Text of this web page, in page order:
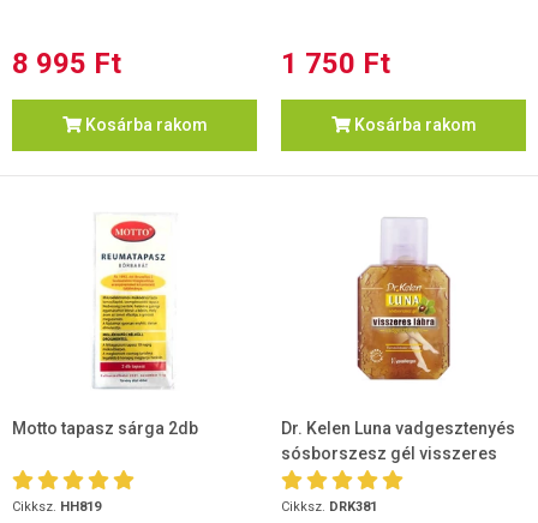
8 995 Ft
Kosárba rakom
1 750 Ft
Kosárba rakom
Motto tapasz sárga 2db
Cikksz. HH819
Dr. Kelen Luna vadgesztenyés
sósborszesz gél visszeres
lábra 150
Cikksz. DRK381